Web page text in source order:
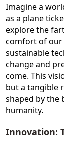
Imagine a
as a plane
explore the
comfort of our
sustainable
change and
come. This
but a tangible
shaped by the
humanity.
Innovation: